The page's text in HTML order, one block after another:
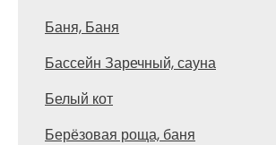
Баня, Баня
Бассейн Заречный, сауна
Белый кот
Берёзовая роща, баня